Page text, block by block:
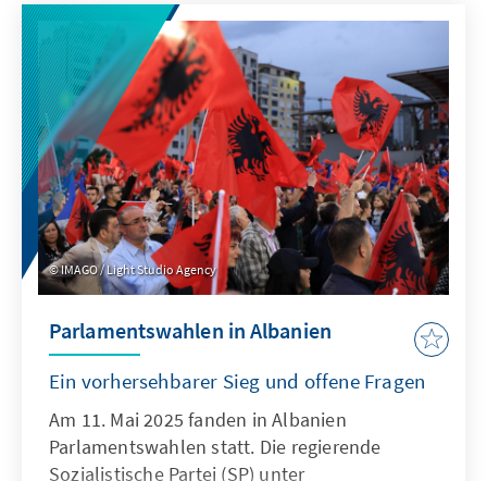
Initiativen ist der Weg zur materiellen
Wiedergutmachung von strukturellen
Defiziten, finanziellen Engpässen und einem
nur begrenzt vorhandenen politischen Willen
geprägt. Die Entschädigung dieser Opfer ist
nicht nur ein Gebot historischer Gerechtigkeit,
sondern auch ein Lackmustest für die
demokratische Reife Albaniens auf dem Weg
in die Europäische Union.
IMAGO / Light Studio Agency
Parlamentswahlen in Albanien
Ein vorhersehbarer Sieg und offene Fragen
Am 11. Mai 2025 fanden in Albanien
Parlamentswahlen statt. Die regierende
Sozialistische Partei (SP) unter